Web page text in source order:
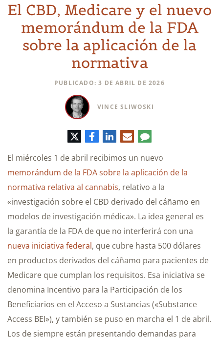
El CBD, Medicare y el nuevo
memorándum de la FDA
sobre la aplicación de la
normativa
PUBLICADO: 3 DE ABRIL DE 2026
VINCE SLIWOSKI
TwitterFacebook
LinkedIn
Correo
electrónico
Comentario
El miércoles 1 de abril recibimos un nuevo
memorándum de la FDA sobre la aplicación de la
normativa relativa al cannabis, relativo a la
«investigación sobre el CBD derivado del cáñamo en
modelos de investigación médica». La idea general es
la garantía de la FDA de que no interferirá con una
nueva iniciativa federal, que cubre hasta 500 dólares
en productos derivados del cáñamo para pacientes de
Medicare que cumplan los requisitos. Esa iniciativa se
denomina Incentivo para la Participación de los
Beneficiarios en el Acceso a Sustancias («Substance
Access BEI»), y también se puso en marcha el 1 de abril.
Los de siempre están presentando demandas para